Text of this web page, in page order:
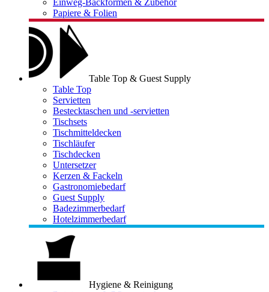
Einweg-Backformen & Zubehör
Papiere & Folien
Table Top & Guest Supply
Table Top
Servietten
Bestecktaschen und -servietten
Tischsets
Tischmitteldecken
Tischläufer
Tischdecken
Untersetzer
Kerzen & Fackeln
Gastronomiebedarf
Guest Supply
Badezimmerbedarf
Hotelzimmerbedarf
Hygiene & Reinigung